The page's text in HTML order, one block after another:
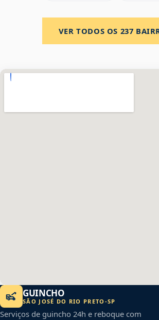
VER TODOS OS 237
GUINCHO
SÃO JOSÉ DO RIO PRETO -SP
Serviços de guincho 24h e reboque com